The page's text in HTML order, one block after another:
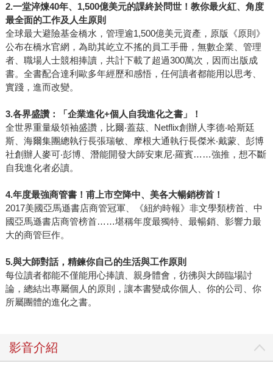
2.一堂淬煉40年、 1,500億美元的課終於問世！教你最火紅、角度
最全面的工作及人生原則
全球最大避險基金橋水，管理逾1,500億美元資產，原版《原則》
公布在橋水官網，為助其屹立不搖的員工手冊，無數企業、管理
者、職場人士競相捧讀，共計下載了超過300萬次，因而出版成
書。全書配合達利歐多年經歷和感悟，任何讀者都能用以思考、
實踐，進而改變。
3.各界盛讚：「企業進化+個人自我進化之書」！
全世界重量級領袖盛讚，比爾‧蓋茲、Netflix創辦人李德‧哈斯廷
斯、海爾集團總執行長張瑞敏、摩根大通執行長傑米‧戴蒙、彭博
社創辦人麥可‧彭博、潛能開發大師安東尼‧羅賓……強推，想不斷
自我進化者必讀。
4.年度最強商管書！甫上市空降中、美各大暢銷榜首！
2017美國亞馬遜書店商管冠軍、《紐約時報》非文學類榜首、中
國亞馬遜書店商管榜首……堪稱年度最獨特、最暢銷、影響力最
大的商管巨作。
5.與大師對話，精鍊你自己的生活與工作原則
每位讀者都能不僅能用心捧讀、親身體會，彷彿與大師臨場討
論，總結出專屬個人的原則，讓本書變成你個人、你的公司、你
所屬團體的進化之書。
影音介紹